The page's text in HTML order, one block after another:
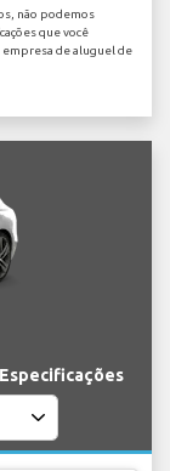
não podemos
que você
empresa de aluguel de